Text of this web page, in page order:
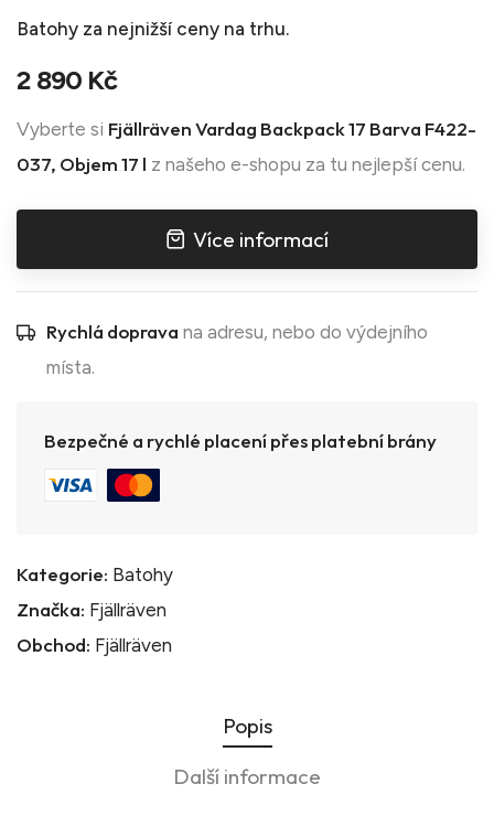
Batohy za nejnižší ceny na trhu.
2 890 Kč
Vyberte si Fjällräven Vardag Backpack 17 Barva F422-
037, Objem 17 l z našeho e-shopu za tu nejlepší cenu.
Více informací
Rychlá doprava na adresu, nebo do výdejního
místa.
Bezpečné a rychlé placení přes platební brány
Kategorie: Batohy
Značka: Fjällräven
Obchod: Fjällräven
Popis
Další informace